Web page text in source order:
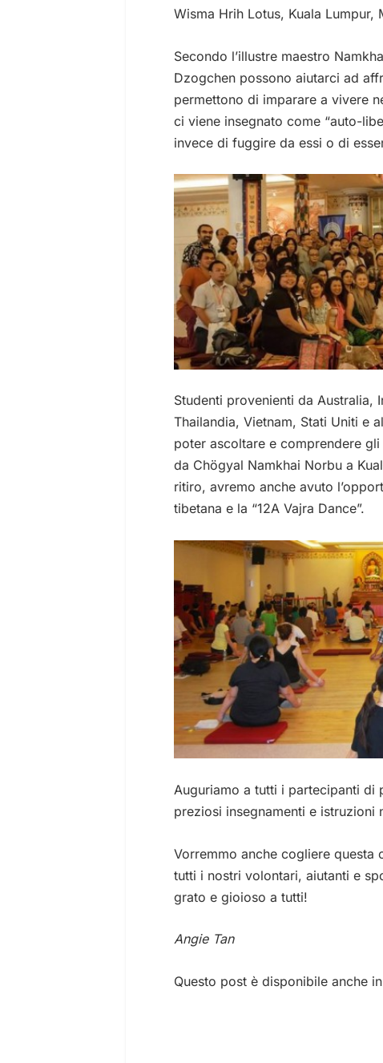
Wisma Hrih Lotus, Kuala Lumpur,
Secondo l’illustre maestro
Dzogchen possono aiutarci ad
permettono di imparare a vivere
ci viene insegnato come “auto-
invece di fuggire da essi o di
Studenti provenienti da Australia,
Thailandia, Vietnam, Stati Uniti e
poter ascoltare e comprendere
da Chögyal Namkhai Norbu a
ritiro, avremo anche avuto
tibetana e la “12A Vajra Dance”.
Auguriamo a tutti i partecipanti di
preziosi insegnamenti e istruzioni
Vorremmo anche cogliere questa
tutti i nostri volontari, aiutanti e
grato e gioioso a tutti!
Angie Tan
Questo post è disponibile anche